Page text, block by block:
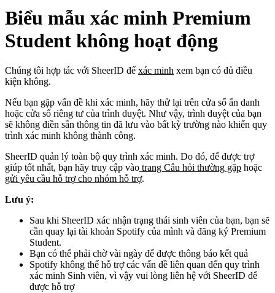
Biểu mẫu xác minh Premium
Student không hoạt động
Chúng tôi hợp tác với SheerID để xác minh xem bạn có đủ điều
kiện không.
Nếu bạn gặp vấn đề khi xác minh, hãy thử lại trên cửa sổ ẩn danh
hoặc cửa sổ riêng tư của trình duyệt. Như vậy, trình duyệt của bạn
sẽ không điền sẵn thông tin đã lưu vào bất kỳ trường nào khiến quy
trình xác minh không thành công.
SheerID quản lý toàn bộ quy trình xác minh. Do đó, để được trợ
giúp tốt nhất, bạn hãy truy cập vào trang Câu hỏi thường gặp hoặc
gửi yêu cầu hỗ trợ cho nhóm hỗ trợ.
Lưu ý:
Sau khi SheerID xác nhận trạng thái sinh viên của bạn, bạn sẽ
cần quay lại tài khoản Spotify của mình và đăng ký Premium
Student.
Bạn có thể phải chờ vài ngày để được thông báo kết quả
Spotify không thể hỗ trợ các vấn đề liên quan đến quy trình
xác minh Sinh viên, vì vậy vui lòng liên hệ với SheerID để
được hỗ trợ